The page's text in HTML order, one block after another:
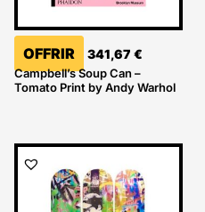
OFFRIR 341,67 €
Campbell’s Soup Can –
Tomato Print by Andy Warhol